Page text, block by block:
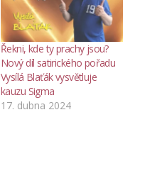
Řekni, kde ty prachy jsou?
Nový díl satirického pořadu
Vysílá Blaťák vysvětluje
kauzu Sigma
17. dubna 2024